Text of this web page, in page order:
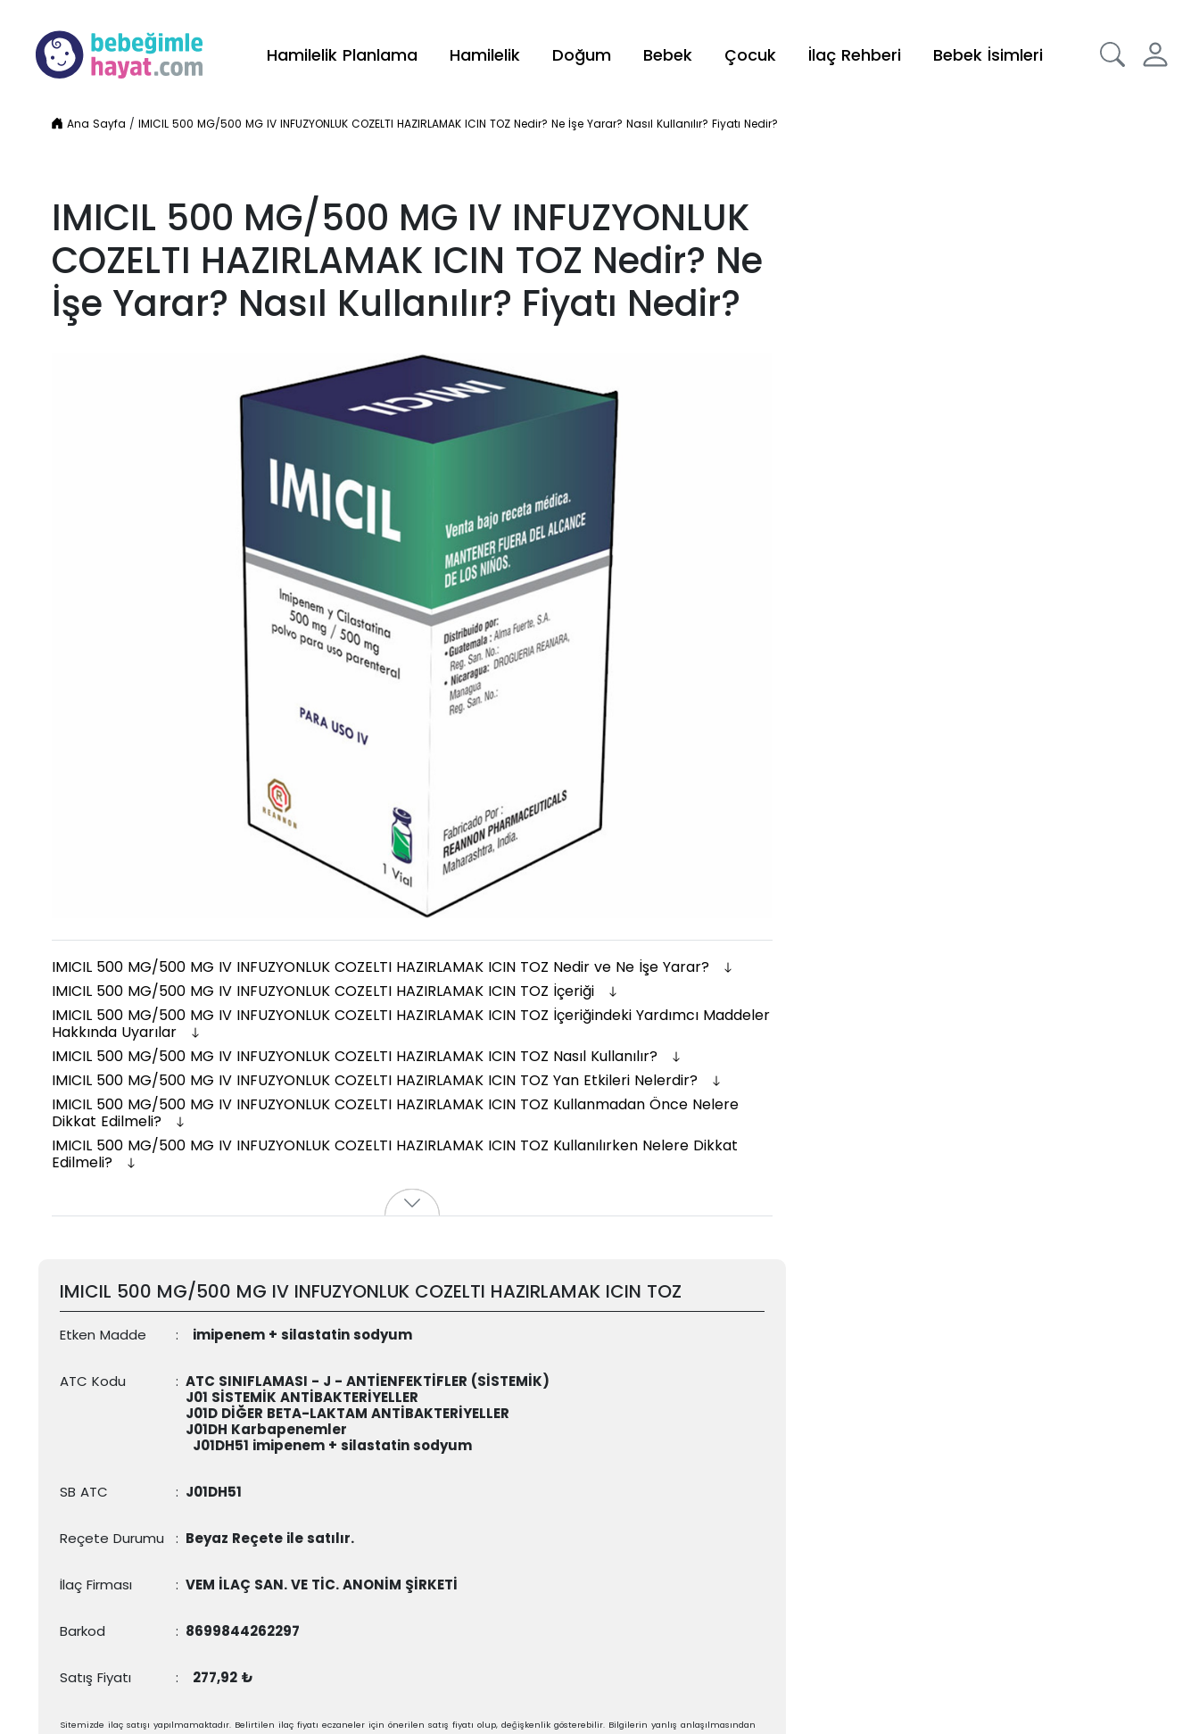
Hamilelik Planlama Hamilelik Doğum Bebek Çocuk İlaç Rehberi Bebek İsimleri
Ana Sayfa /IMICIL 500 MG/500 MG IV INFUZYONLUK COZELTI HAZIRLAMAK ICIN TOZ Nedir? Ne İşe Yarar? Nasıl Kullanılır? Fiyatı Nedir?
IMICIL 500 MG/500 MG IV INFUZYONLUK
COZELTI HAZIRLAMAK ICIN TOZ Nedir? Ne
İşe Yarar? Nasıl Kullanılır? Fiyatı Nedir?
IMICIL 500 MG/500 MG IV INFUZYONLUK COZELTI HAZIRLAMAK ICIN TOZ Nedir ve Ne İşe Yarar?
IMICIL 500 MG/500 MG IV INFUZYONLUK COZELTI HAZIRLAMAK ICIN TOZ İçeriği
IMICIL 500 MG/500 MG IV INFUZYONLUK COZELTI HAZIRLAMAK ICIN TOZ İçeriğindeki Yardımcı Maddeler
Hakkında Uyarılar
IMICIL 500 MG/500 MG IV INFUZYONLUK COZELTI HAZIRLAMAK ICIN TOZ Nasıl Kullanılır?
IMICIL 500 MG/500 MG IV INFUZYONLUK COZELTI HAZIRLAMAK ICIN TOZ Yan Etkileri Nelerdir?
IMICIL 500 MG/500 MG IV INFUZYONLUK COZELTI HAZIRLAMAK ICIN TOZ Kullanmadan Önce Nelere
Dikkat Edilmeli?
IMICIL 500 MG/500 MG IV INFUZYONLUK COZELTI HAZIRLAMAK ICIN TOZ Kullanılırken Nelere Dikkat
Edilmeli?
IMICIL 500 MG/500 MG IV INFUZYONLUK COZELTI HAZIRLAMAK ICIN TOZ
Etken Madde : imipenem + silastatin sodyum
ATC Kodu : ATC SINIFLAMASI - J - ANTİENFEKTİFLER (SİSTEMİK)
J01 SİSTEMİK ANTİBAKTERİYELLER
J01D DİĞER BETA-LAKTAM ANTİBAKTERİYELLER
J01DH Karbapenemler
J01DH51 imipenem + silastatin sodyum
SB ATC : J01DH51
Reçete Durumu : Beyaz Reçete ile satılır.
İlaç Firması : VEM İLAÇ SAN. VE TİC. ANONİM ŞİRKETİ
Barkod : 8699844262297
Satış Fiyatı : 277,92 ₺
Sitemizde ilaç satışı yapılmamaktadır. Belirtilen ilaç fiyatı eczaneler için önerilen satış fiyatı olup, değişkenlik gösterebilir. Bilgilerin yanlış anlaşılmasından